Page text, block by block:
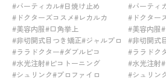
#バーティカル#日焼け止め
#ドクターズコスメ#レカルカ
#美容内服#口角挙上
#非切開式目つき矯正#ジャルプロ
#ララドクター#ダブルピコ
#水光注射#ピコトーニング
#シュリンク#プロファイロ
#バーティ
#ドクター
#美容内服
#非切開式
#ララドク
#水光注射
#シュリン